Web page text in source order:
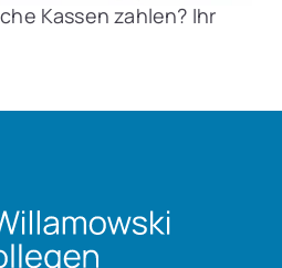
Kassen zahlen? Ihr